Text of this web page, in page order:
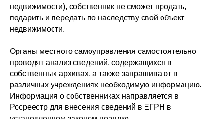
недвижимости), собственник не сможет продать,
подарить и передать по наследству свой объект
недвижимости.
Органы местного самоуправления самостоятельно
проводят анализ сведений, содержащихся в
собственных архивах, а также запрашивают в
различных учреждениях необходимую информацию.
Информация о собственниках направляется в
Росреестр для внесения сведений в ЕГРН в